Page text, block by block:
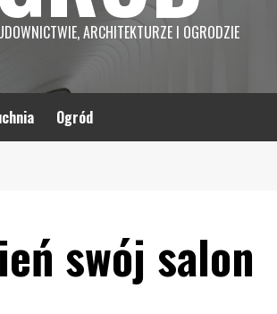
ARCHITEKTURZE I OGRODZIE
Ogród
swój salon